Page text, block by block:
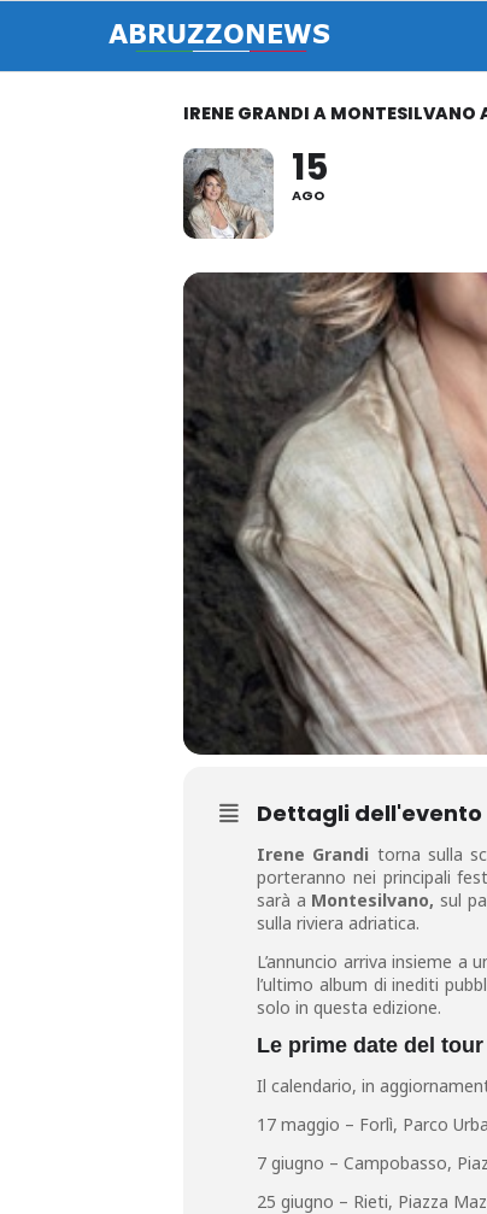
IRENE GRANDI A MONTESILVANO
15
AGO
Dettagli dell'evento
Irene Grandi torna sulla
porteranno nei principali
sarà a Montesilvano, sul
sulla riviera adriatica.
L’annuncio arriva insieme a
l’ultimo album di inediti
solo in questa edizione.
Le prime date del tour
Il calendario, in
17 maggio – Forlì, Parco
7 giugno – Campobasso,
25 giugno – Rieti, Piazza